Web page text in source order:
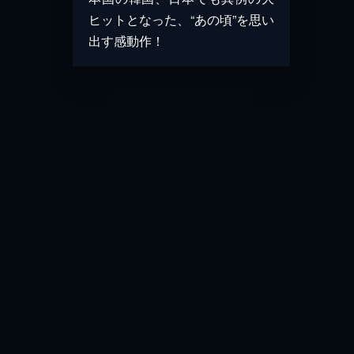
ヒットとなった、“あの頃”を思い
出す感動作！